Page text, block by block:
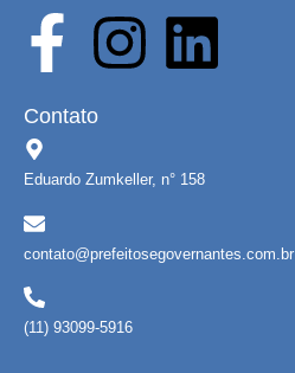
Contato
Eduardo Zumkeller, n° 158
contato@prefeitosegovernantes.com.br
(11) 93099-5916